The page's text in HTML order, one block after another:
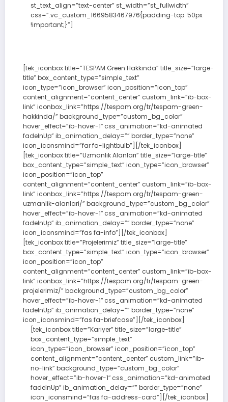
st_text_align=”text-center” st_width=”st_fullwidth”
css=”.vc_custom_1669583467976{padding-top: 50px
!important;}”]
[tek_iconbox title=”TESPAM Green Hakkında” title_size=”large-
title” box_content_type=”simple_text”
icon_type=”icon_browser” icon_position=”icon_top”
content_alignment=”content_center” custom_link=”ib-box-
link” iconbox_link=”https://tespam.org/tr/tespam-green-
hakkinda/” background_type=”custom_bg_color”
hover_effect=”ib-hover-1″ css_animation=”kd-animated
fadeInUp” ib_animation_delay=”” border_type=”none”
icon_iconsmind=”far fa-lightbulb”][/tek_iconbox]
[tek_iconbox title=”Uzmanlık Alanları” title_size=”large-title”
box_content_type=”simple_text” icon_type=”icon_browser”
icon_position=”icon_top”
content_alignment=”content_center” custom_link=”ib-box-
link” iconbox_link=”https://tespam.org/tr/tespam-green-
uzmanlik-alanlari/” background_type=”custom_bg_color”
hover_effect=”ib-hover-1″ css_animation=”kd-animated
fadeInUp” ib_animation_delay=”” border_type=”none”
icon_iconsmind=”fas fa-info”][/tek_iconbox]
[tek_iconbox title=”Projelerimiz” title_size=”large-title”
box_content_type=”simple_text” icon_type=”icon_browser”
icon_position=”icon_top”
content_alignment=”content_center” custom_link=”ib-box-
link” iconbox_link=”https://tespam.org/tr/tespam-green-
projelerimiz/” background_type=”custom_bg_color”
hover_effect=”ib-hover-1″ css_animation=”kd-animated
fadeInUp” ib_animation_delay=”” border_type=”none”
icon_iconsmind=”fas fa-briefcase”][/tek_iconbox]
[tek_iconbox title=”Kariyer” title_size=”large-title”
box_content_type=”simple_text”
icon_type=”icon_browser” icon_position=”icon_top”
content_alignment=”content_center” custom_link=”ib-
no-link” background_type=”custom_bg_color”
hover_effect=”ib-hover-1″ css_animation=”kd-animated
fadeInUp” ib_animation_delay=”” border_type=”none”
icon_iconsmind=”fas fa-address-card”][/tek_iconbox]